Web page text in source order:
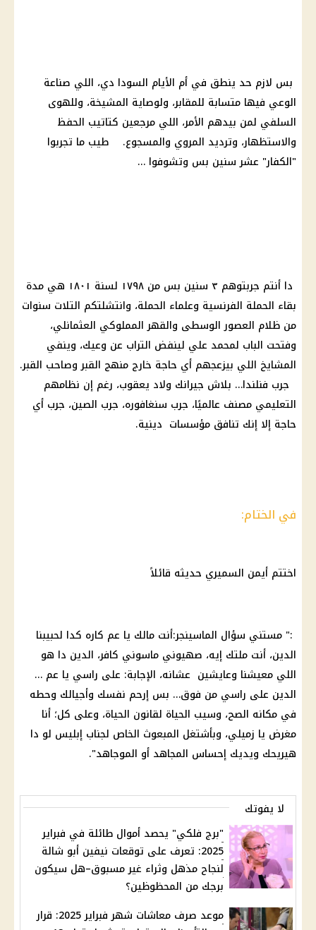
بس لازم حد ينطق في أم الأيام السودا دي، اللي صناعة
الوعي فيها متسابة للمقابر، ولوصاية المشيخة، وللهوى
السلفي لمن بيدهم الأمر، اللي مرجعين كتاتيب الحفظ
والاستظهار، وترديد المروي والمسجوع. طيب ما تجربوا
"الكفار" عشر سنين بس وتشوفوا …
دا أنتم جربتوهم ٣ سنين بس من ١٧٩٨ لسنة ١٨٠١ هي مدة
بقاء الحملة الفرنسية وعلماء الحملة، وانتشلتكم التلات سنوات
من ظلام العصور الوسطى والقهر المملوكي العثمانلي،
وفتحت الباب لمحمد علي لينفض التراب عن وعيك، وينفي
المشايخ اللي بيزعجهم أي حاجة خارج منهج القبر وصاحب القبر.
جرب فنلندا… بلاش جيرانك ولاد يعقوب، رغم إن نظامهم
التعليمي مصنف عالميًا، جرب سنغافوره، جرب الصين، جرب أي
حاجة إلا إنك تنافق مؤسسات دينية.
في الختام:
اختتم أيمن السميري حديثه قائلاً
:" مستني سؤال الماسينجر:أنت مالك يا عم كاره كدا لحبيبنا
الدين، أنت ملتك إيه، صهيوني ماسوني كافر، الدين دا هو
اللي معيشنا وعايشين عشانه، الإجابة: على راسي يا عم …
الدين على راسي من فوق… بس إرحم نفسك وأجيالك وحطه
في مكانه الصح، وسيب الحياة لقانون الحياة، وعلى كل؛ أنا
مغرض يا زميلي، وبأشتغل المبعوث الخاص لجناب إبليس لو دا
هيريحك ويديك إحساس المجاهد أو الموجاهد".
لا يفوتك
"برج فلكي" يحصد أموال طائلة في فبراير
2025: تعرف على توقعات نيفين أبو شالة
لنجاح مذهل وثراء غير مسبوق–هل سيكون
برجك من المحظوظين؟
موعد صرف معاشات شهر فبراير 2025: قرار